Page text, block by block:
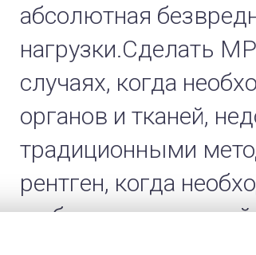
абсолютная
нагрузки.Сделать
случаях, когда
органов и тканей,
традиционными
рентген, когда
выбрать